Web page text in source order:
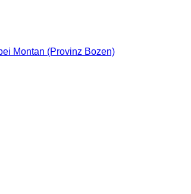
Montan (Provinz Bozen)